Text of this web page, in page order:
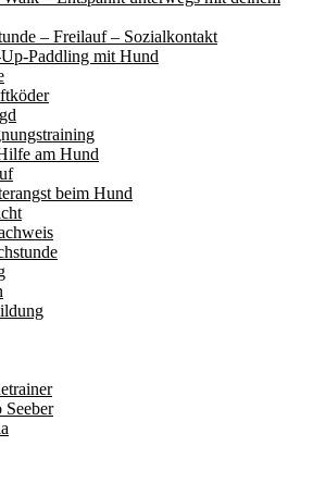
– Freilauf – Sozialkontakt
Up-Paddling mit Hund
am Hund
beim Hund
Seeber